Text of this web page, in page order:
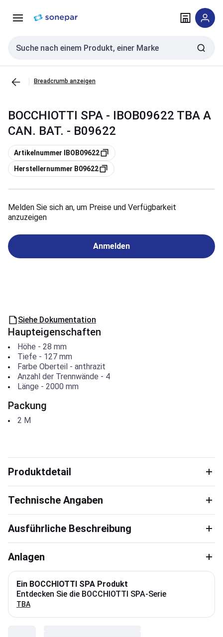
NavigationInhalt
Sucheingabe
Breadcrumb anzeigen
BOCCHIOTTI SPA - IBOB09622 TBA A
CAN. BAT. - B09622
Kopieren
Artikelnummer IBOB09622
Kopieren
Herstellernummer B09622
Melden Sie sich an, um Preise und Verfügbarkeit
anzuzeigen
Anmelden
Siehe Dokumentation
Haupteigenschaften
Höhe - 28 mm
Tiefe - 127 mm
Farbe Oberteil- anthrazit
Anzahl der Trennwände - 4
Länge - 2000 mm
Packung
2 M
Produktdetail
Technische Angaben
Ausführliche Beschreibung
Anlagen
Ein BOCCHIOTTI SPA Produkt
Entdecken Sie die BOCCHIOTTI SPA-Serie
TBA